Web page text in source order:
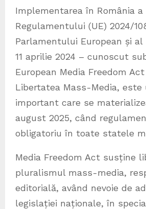
Implementarea în România a
Regulamentului (UE) 2024/
Parlamentului European și al
11 aprilie 2024 – cunoscut
European Media Freedom
Libertatea Mass-Media, este
important care se
august 2025, când
obligatoriu în toate statele
Media Freedom Act susține
pluralismul mass-media,
editorială, având nevoie de
legislației naționale, în